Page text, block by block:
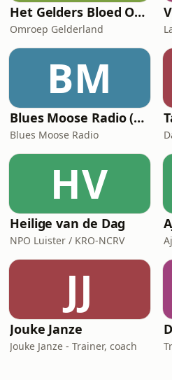
Het Gelders Bloed Orkest
Omroep Gelderland
BM
Blues Moose Radio (Blues music)
Blues Moose Radio
HV
Heilige van de Dag
NPO Luister / KRO-NCRV
JJ
Jouke Janze
Jouke Janze - Trainer, coach